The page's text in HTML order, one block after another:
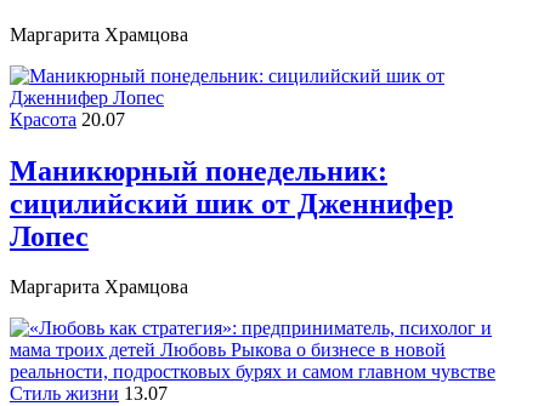
Маргарита Храмцова
Красота 20.07
Маникюрный понедельник:
сицилийский шик от Дженнифер
Лопес
Маргарита Храмцова
Стиль жизни 13.07